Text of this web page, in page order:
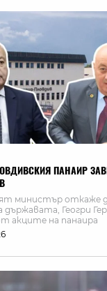
ПАНАИР
министър откаже
държавата, Геогри
акците на панаира